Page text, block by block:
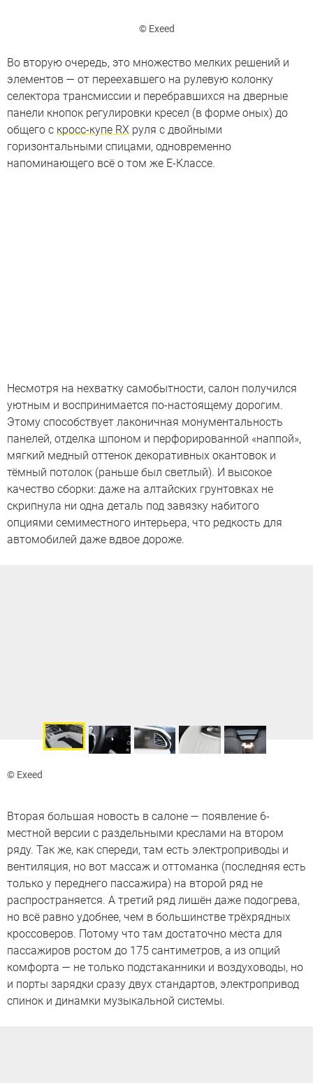
© Exeed
Во вторую очередь, это множество мелких решений и
элементов — от переехавшего на рулевую колонку
селектора трансмиссии и перебравшихся на дверные
панели кнопок регулировки кресел (в форме оных) до
общего с кросс-купе RX руля с двойными
горизонтальными спицами, одновременно
напоминающего всё о том же Е-Классе.
Несмотря на нехватку самобытности, салон получился
уютным и воспринимается по-настоящему дорогим.
Этому способствует лаконичная монументальность
панелей, отделка шпоном и перфорированной «наппой»,
мягкий медный оттенок декоративных окантовок и
тёмный потолок (раньше был светлый). И высокое
качество сборки: даже на алтайских грунтовках не
скрипнула ни одна деталь под завязку набитого
опциями семиместного интерьера, что редкость для
автомобилей даже вдвое дороже.
© Exeed
Вторая большая новость в салоне — появление 6-
местной версии с раздельными креслами на втором
ряду. Так же, как спереди, там есть электроприводы и
вентиляция, но вот массаж и оттоманка (последняя есть
только у переднего пассажира) на второй ряд не
распространяется. А третий ряд лишён даже подогрева,
но всё равно удобнее, чем в большинстве трёхрядных
кроссоверов. Потому что там достаточно места для
пассажиров ростом до 175 сантиметров, а из опций
комфорта — не только подстаканники и воздуховоды, но
и порты зарядки сразу двух стандартов, электропривод
спинок и динамки музыкальной системы.